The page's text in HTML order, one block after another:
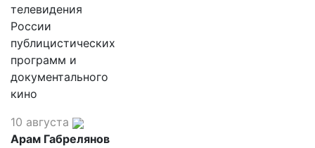
телевидения
России
публицистических
программ и
документального
кино
10 августа
Арам Габрелянов